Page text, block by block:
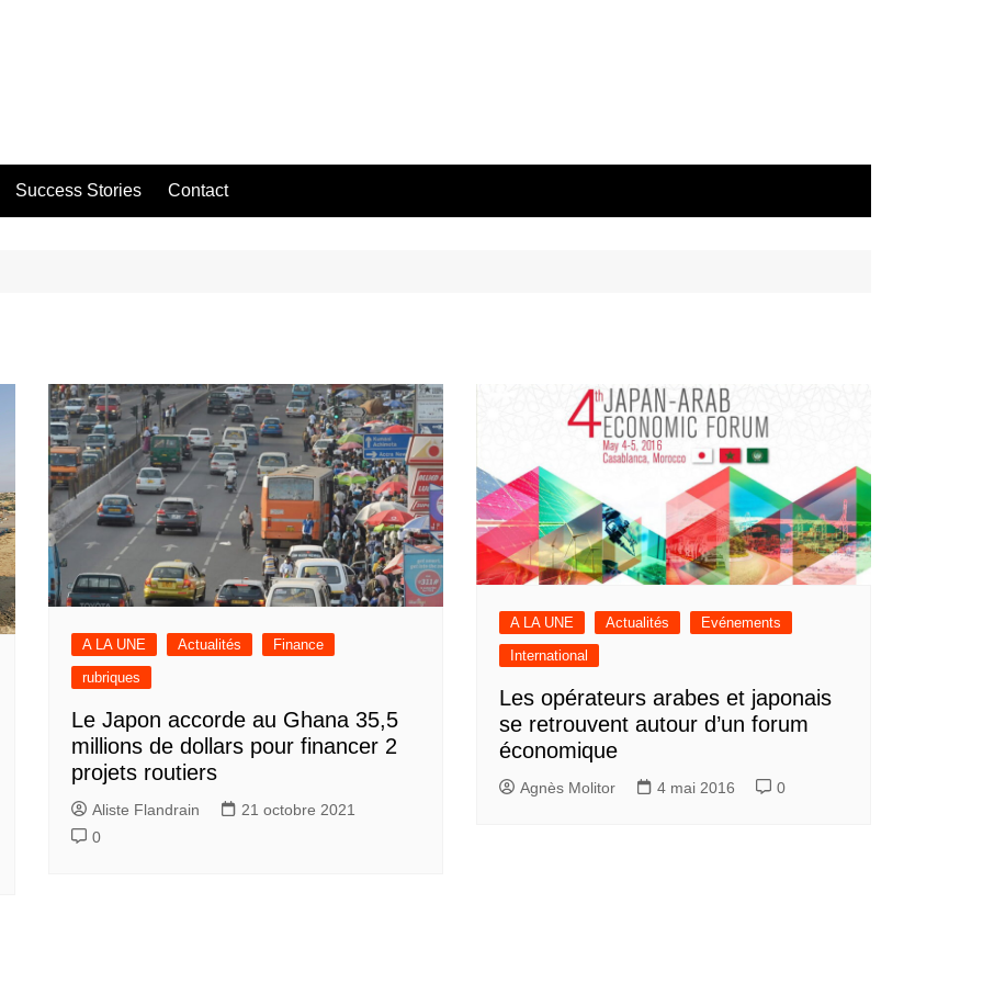
Success Stories Contact
A LA UNE Actualités
Finance
rubriques
Le Japon accorde au Ghana 35,5
millions de dollars pour financer 2
projets routiers
Aliste Flandrain
21 octobre 2021
0
A LA UNE Actualités
Evénements
International
Les opérateurs arabes et japonais
se retrouvent autour d’un forum
économique
Agnès Molitor 4 mai 2016 0